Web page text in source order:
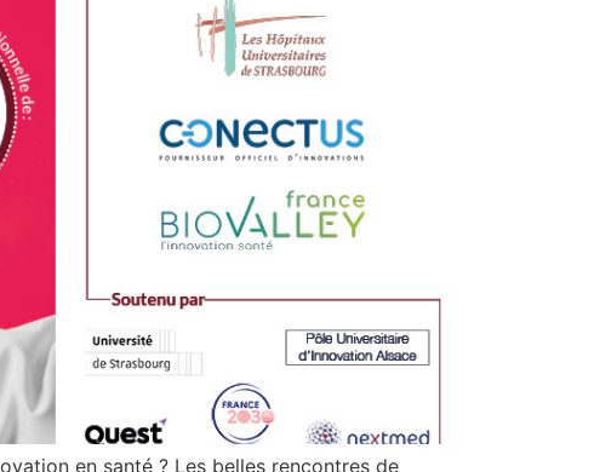
en santé ? Les belles rencontres de